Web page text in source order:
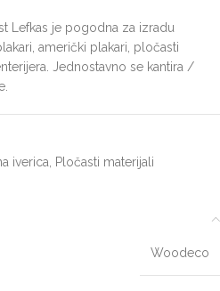
Lefkas je pogodna za izradu
američki plakari, pločasti
Jednostavno se kantira /
iverica Pločasti materijali
Woodeco